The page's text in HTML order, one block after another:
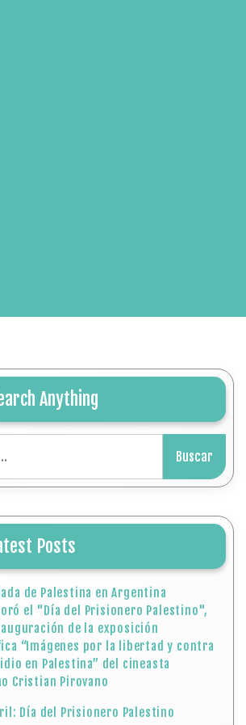
Anything
Posts
de Palestina en Argentina
el "Día del Prisionero Palestino",
de la exposición
“Imágenes por la libertad y contra
en Palestina” del cineasta
Cristian Pirovano
Día del Prisionero Palestino